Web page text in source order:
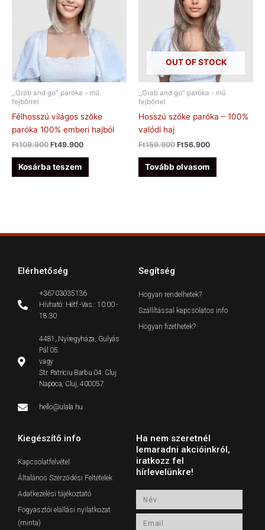
,,Grab and go" paróka - mű
fejbőrrel
Félhosszú világos szőke
paróka 100% emberi hajból
Ft109.900 Ft49.900
Kosárba teszem
OUT OF STOCK
,,Grab and go" paróka - mű
fejbőrrel
Hosszú szőke paróka – 100%
valódi haj
Ft159.900 Ft56.900
Tovább olvasom
Elérhetőség
+36703035136
Hívható: Hétf.-Vas.: 10:00 -
18:30
4481, Nyíregyháza, Gulyás
Pál 05.
vagy
Str. Patriciu Barbu 04. Cluj
Napoca, Cluj, 400057
hello@ulala.hu
Segítség
Hogyan rendelhetek?
Szállítással kapcsolatos info
Hogyan fizethetek?
Kiegészítő info
Kapcsolatfelvétel
Általános Szerződési Feltételek
Adatkezelési tájékoztató
Fogyasztói elállási nyilatkozat
(minta)
Ha nem szeretnél
lemaradni akcióinkról,
iratkozz fel
hírlevelünkre!